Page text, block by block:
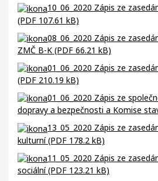
10_06_2020 Zápis ze
(PDF 107.61 kB)
08_06_2020 Zápis ze
ZMČ B-K (PDF 66.21 kB)
01_06_2020 Zápis ze
(PDF 210.19 kB)
01_06_2020 Zápis ze
dopravy a bezpečnosti a Komise
13_05_2020 Zápis ze
kulturní (PDF 178.2 kB)
11_05_2020 Zápis ze
sociální (PDF 123.21 kB)